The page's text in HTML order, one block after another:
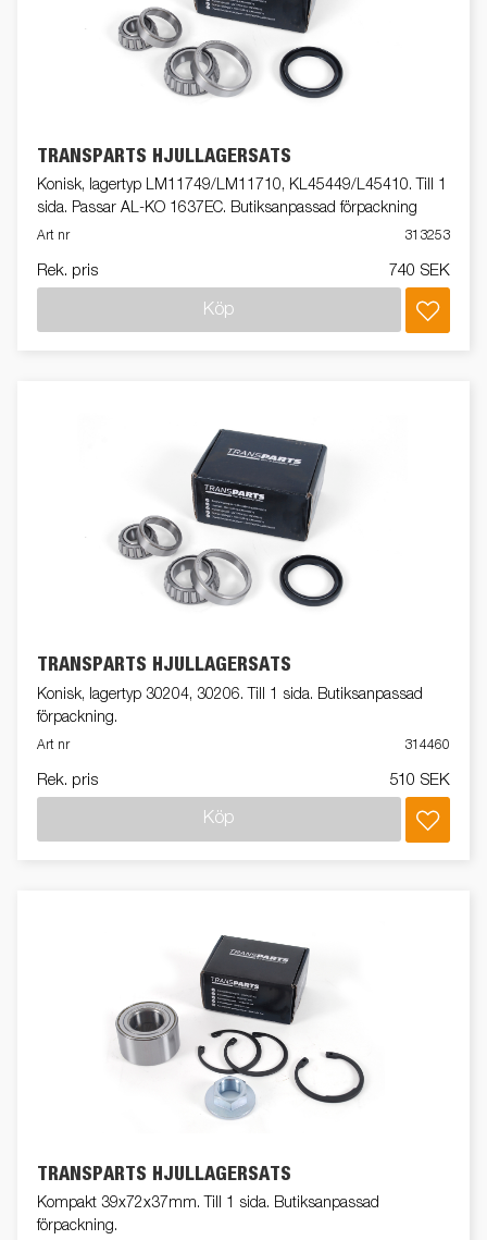
TRANSPARTS HJULLAGERSATS
Konisk, lagertyp LM11749/LM11710, KL45449/L45410. Till 1
sida. Passar AL-KO 1637EC. Butiksanpassad förpackning
Art nr 313253
Rek. pris 740 SEK
Köp
TRANSPARTS HJULLAGERSATS
Konisk, lagertyp 30204, 30206. Till 1 sida. Butiksanpassad
förpackning.
Art nr 314460
Rek. pris 510 SEK
Köp
TRANSPARTS HJULLAGERSATS
Kompakt 39x72x37mm. Till 1 sida. Butiksanpassad
förpackning.